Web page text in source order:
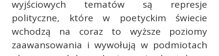
wyjściowych tematów są represje
polityczne, które w poetyckim świecie
wchodzą na coraz to wyższe poziomy
zaawansowania i wywołują w podmiotach